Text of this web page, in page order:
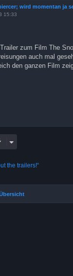
wird momentan ja
15:33
zum Film The
auch mal
den ganzen Film
the trailers!“